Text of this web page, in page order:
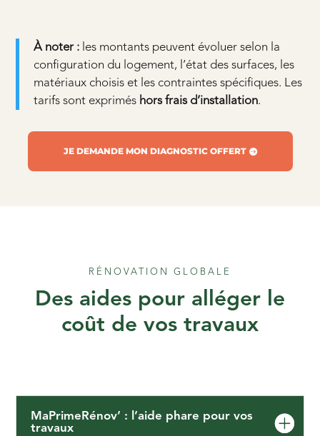
À noter : les montants peuvent évoluer selon la
configuration du logement, l’état des surfaces, les
matériaux choisis et les contraintes spécifiques. Les
tarifs sont exprimés hors frais d’installation.
JE DEMANDE MON DIAGNOSTIC OFFERT
RÉNOVATION GLOBALE
Des aides pour alléger le
coût de vos travaux
MaPrimeRénov’ : l’aide phare pour vos
travaux